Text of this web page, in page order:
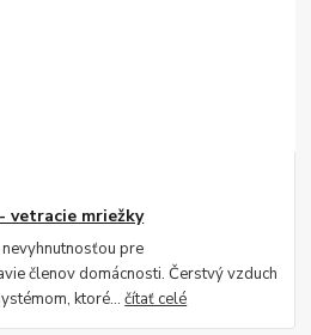
vetracie mriežky
pre
členov domácnosti. Čerstvý vzduch
ktoré...čítať celé